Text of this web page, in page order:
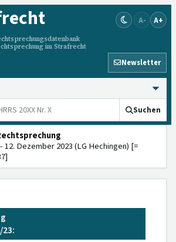
im Strafrecht
A- A+
Newsletter
Suchen
12. Dezember 2023 (LG Hechingen) [=
23: